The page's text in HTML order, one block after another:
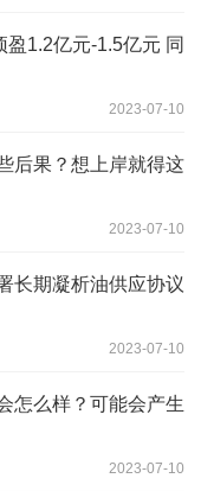
1.2亿元-1.5亿元 同
2023-07-10
后果？想上岸就得这
2023-07-10
长期凝析油供应协议
2023-07-10
怎么样？可能会产生
2023-07-10